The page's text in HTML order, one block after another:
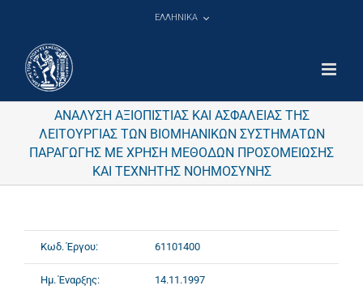
ΕΛΛΗΝΙΚΑ
ΑΝΑΛΥΣΗ ΑΞΙΟΠΙΣΤΙΑΣ ΚΑΙ ΑΣΦΑΛΕΙΑΣ ΤΗΣ
ΛΕΙΤΟΥΡΓΙΑΣ ΤΩΝ ΒΙΟΜΗΑΝΙΚΩΝ ΣΥΣΤΗΜΑΤΩΝ
ΠΑΡΑΓΩΓΗΣ ΜΕ ΧΡΗΣΗ ΜΕΘΟΔΩΝ ΠΡΟΣΟΜΕΙΩΣΗΣ
ΚΑΙ ΤΕΧΝΗΤΗΣ ΝΟΗΜΟΣΥΝΗΣ
Κωδ. Έργου: 61101400
Ημ. Έναρξης: 14.11.1997